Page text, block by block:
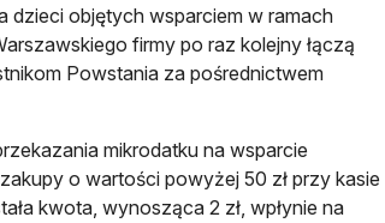
dzieci objętych wsparciem w ramach
firmy po raz kolejny łączą
Powstania za pośrednictwem
mikrodatku na wsparcie
o wartości powyżej 50 zł przy kasie
kwota, wynosząca 2 zł, wpłynie na